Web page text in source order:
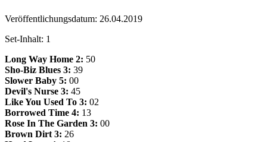
Veröffentlichungsdatum: 26.04.2019
Set-Inhalt: 1
Long Way Home 2: 50
Sho-Biz Blues 3: 39
Slower Baby 5: 00
Devil's Nurse 3: 45
Like You Used To 3: 02
Borrowed Time 4: 13
Rose In The Garden 3: 00
Brown Dirt 3: 26